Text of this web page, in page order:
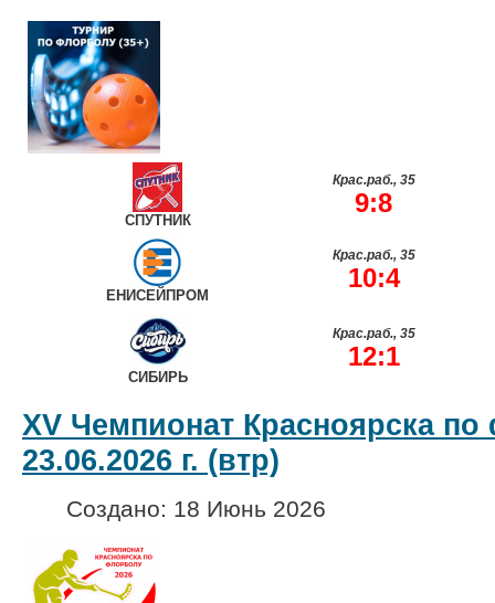
СПУТНИК
Крас.раб., 35
9:8
ЕНИСЕЙПРОМ
Крас.раб., 35
10:4
СИБИРЬ
Крас.раб., 35
12:1
XV Чемпионат Красноярска
23.06.2026 г. (втр)
Создано: 18 Июнь 2026